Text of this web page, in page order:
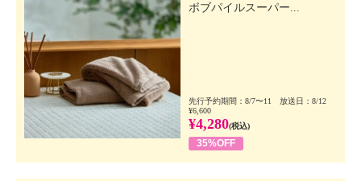
ボブパイルスーパー...
先行予約期間：8/7〜11 放送日：8/12
¥6,600
¥4,280(税込)
35%OFF